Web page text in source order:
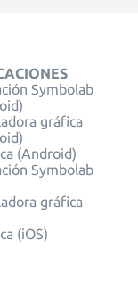
Symbolab
gráfica
(Android)
Symbolab
gráfica
(iOS)